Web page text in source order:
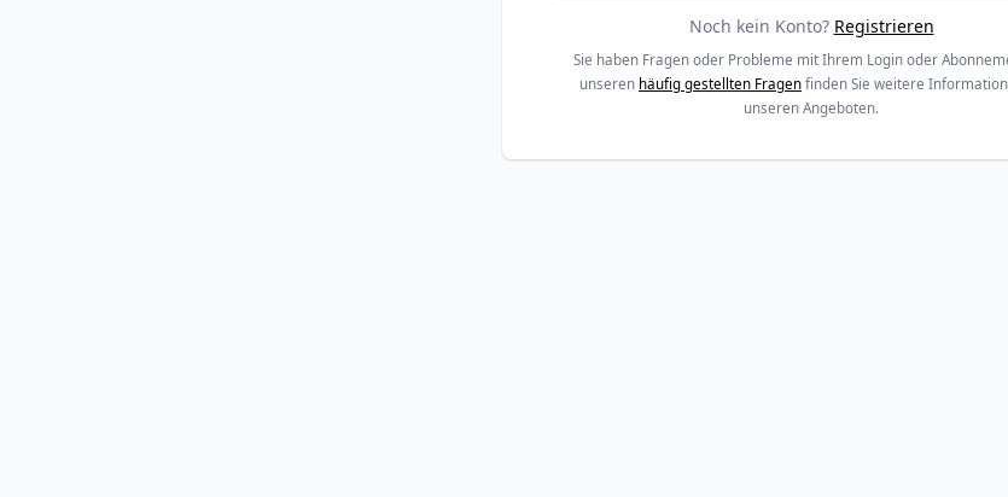
Noch kein Konto? Registrieren
Sie haben Fragen oder Probleme mit Ihrem Login oder
unseren häufig gestellten Fragen finden Sie weitere
unseren Angeboten.